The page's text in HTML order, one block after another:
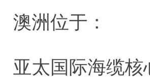
澳洲位于：
亚太国际海缆核